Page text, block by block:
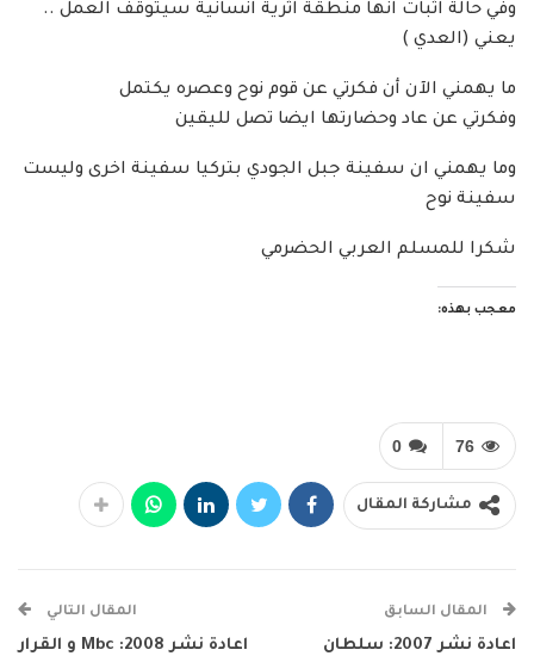
وفي حالة اثبات انها منطقة اثرية انسانية سيتوقف العمل ..
يعني (العدي )
ما يهمني الآن أن فكرتي عن قوم نوح وعصره يكتمل
وفكرتي عن عاد وحضارتها ايضا تصل لليقين
وما يهمني ان سفينة جبل الجودي بتركيا سفينة اخرى وليست
سفينة نوح
شكرا للمسلم العربي الحضرمي
معجب بهذه:
0 76
مشاركة المقال
المقال السابق
اعادة نشر 2007: سلطان
المقال التالي
اعادة نشر 2008: Mbc و القرار